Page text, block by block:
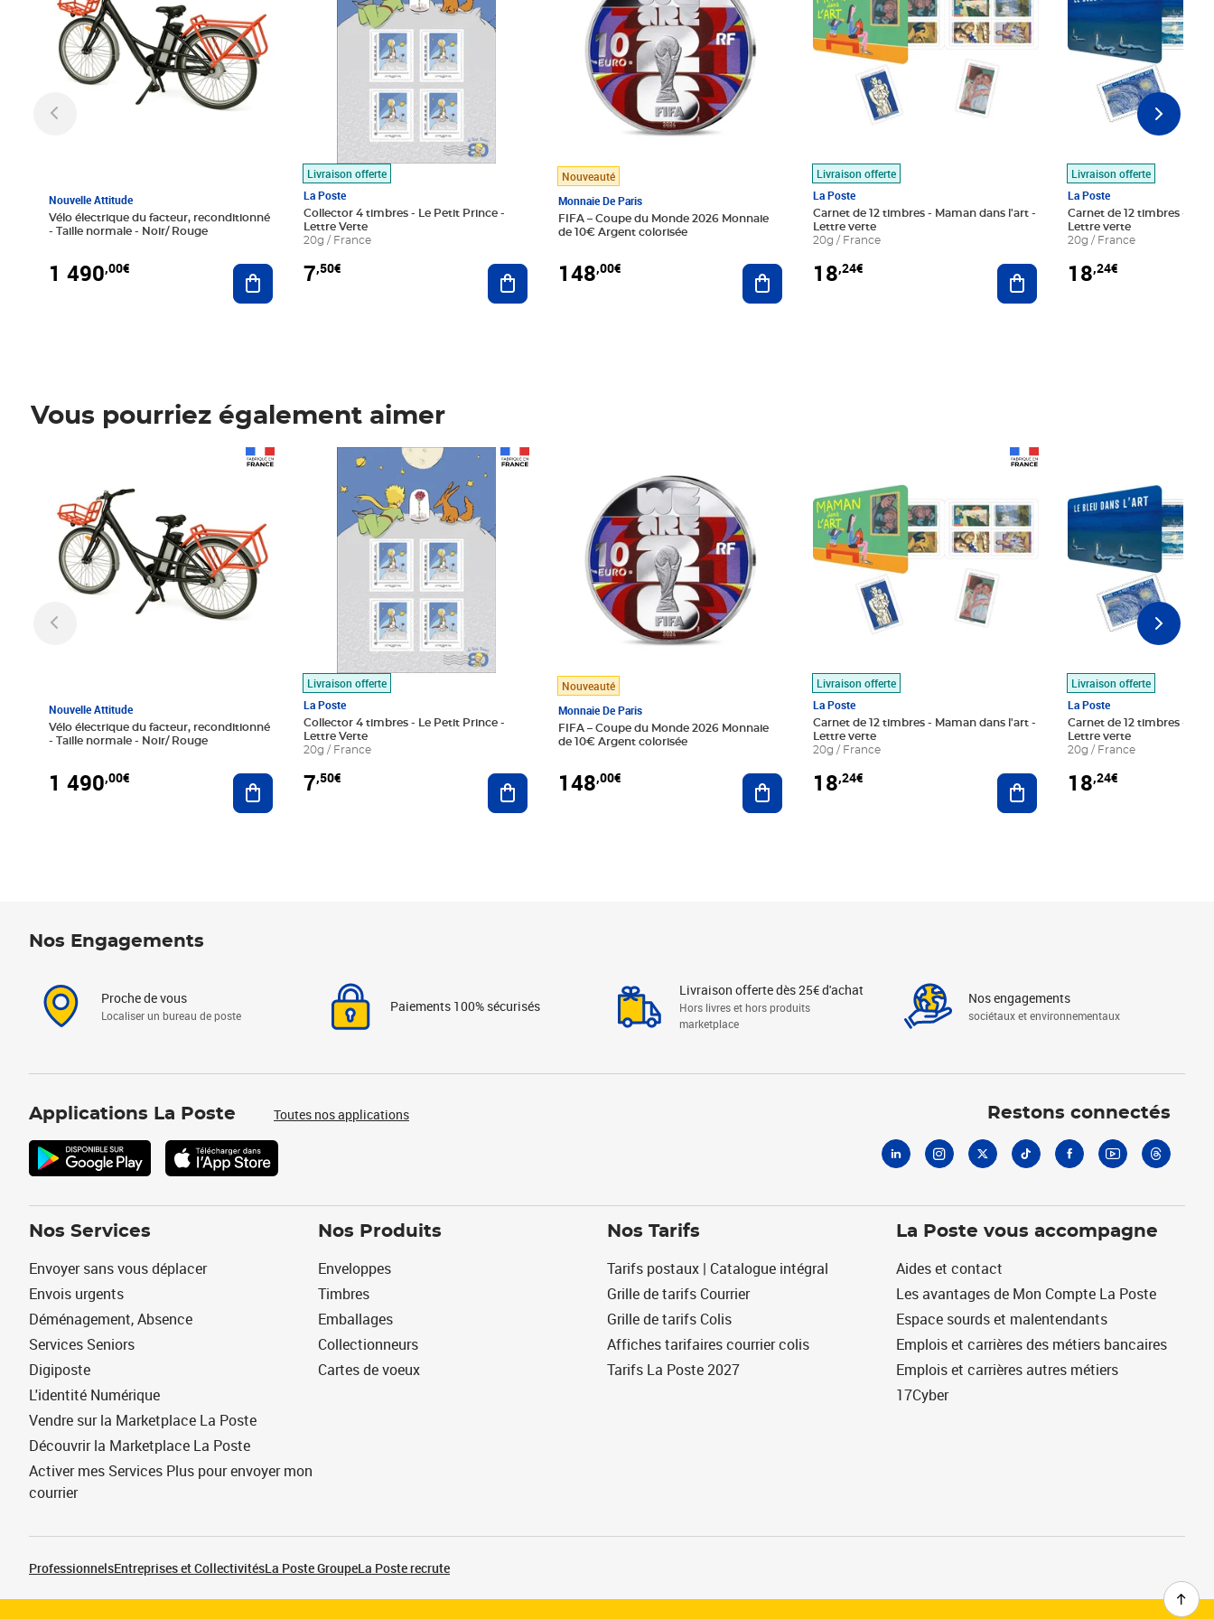
Nouvelle Attitude
Vélo électrique du facteur, reconditionné
- Taille normale - Noir/ Rouge
1 490,00€ Ajouter au panier
Livraison offerte
La Poste
Collector 4 timbres - Le Petit Prince -
Lettre Verte
20g / France
7,50€ Ajouter au panier
Nouveauté
Monnaie De Paris
FIFA – Coupe du Monde 2026 Monnaie
de 10€ Argent colorisée
148,00€ Ajouter au panier
Livraison offerte
La Poste
Carnet de 12 timbres - Maman dans l'art -
Lettre verte
20g / France
18,24€ Ajouter au panier
Livraison offerte
La Poste
Carnet de 12 timbres - Le
Lettre verte
20g / France
18,24€
Vous pourriez également aimer
Nouvelle Attitude
Vélo électrique du facteur, reconditionné
- Taille normale - Noir/ Rouge
1 490,00€ Ajouter au panier
Livraison offerte
La Poste
Collector 4 timbres - Le Petit Prince -
Lettre Verte
20g / France
7,50€
Prix 7,50€
Ajouter au panier
Nouveauté
Monnaie De Paris
FIFA – Coupe du Monde 2026 Monnaie
de 10€ Argent colorisée
148,00€ Ajouter au panier
Livraison offerte
La Poste
Carnet de 12 timbres - Maman dans l'art -
Lettre verte
20g / France
18,24€ Ajouter au panier
Livraison offerte
La Poste
Carnet de 12 timbres - Le
Lettre verte
20g / France
18,24€
Nos Engagements
Proche de vous
Localiser un bureau de poste
Paiements 100% sécurisés
Livraison offerte dès 25€ d'achat
Hors livres et hors produits
marketplace
Nos engagements
sociétaux et environnementaux
Applications La Poste Toutes nos applications Restons connectés
Nos Services
Envoyer sans vous déplacer
Envois urgents
Déménagement, Absence
Services Seniors
Digiposte
L'identité Numérique
Vendre sur la Marketplace La Poste
Découvrir la Marketplace La Poste
Activer mes Services Plus pour envoyer mon
courrier
Nos Produits
Enveloppes
Timbres
Emballages
Collectionneurs
Cartes de voeux
Nos Tarifs
Tarifs postaux | Catalogue intégral
Grille de tarifs Courrier
Grille de tarifs Colis
Affiches tarifaires courrier colis
Tarifs La Poste 2027
La Poste vous accompagne
Aides et contact
Les avantages de Mon Compte La Poste
Espace sourds et malentendants
Emplois et carrières des métiers bancaires
Emplois et carrières autres métiers
17Cyber
ProfessionnelsEntreprises et CollectivitésLa Poste GroupeLa Poste recrute